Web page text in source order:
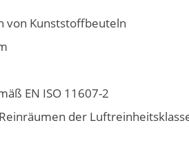
von Kunststoffbeuteln
EN ISO 11607-2
der